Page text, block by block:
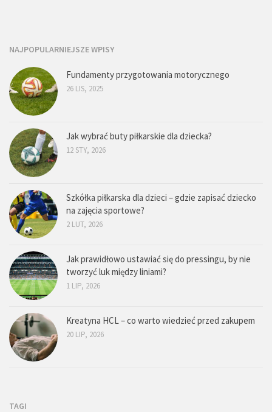
NAJPOPULARNIEJSZE WPISY
Fundamenty przygotowania motorycznego
26 LIS, 2025
Jak wybrać buty piłkarskie dla dziecka?
12 STY, 2026
Szkółka piłkarska dla dzieci – gdzie zapisać dziecko
na zajęcia sportowe?
2 LUT, 2026
Jak prawidłowo ustawiać się do pressingu, by nie
tworzyć luk między liniami?
1 LIP, 2026
Kreatyna HCL – co warto wiedzieć przed zakupem
20 LIP, 2026
TAGI